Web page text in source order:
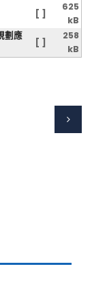
[ ]
625
kB
劃應
[ ]
258
kB